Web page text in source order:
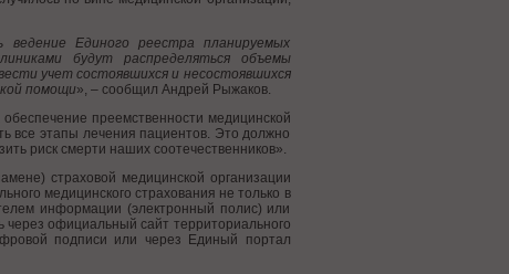
ведение Единого реестра планируемых
будут распределяться объемы
учет состоявшихся и несостоявшихся
помощи», – сообщил Андрей Рыжаков.
преемственности медицинской
все этапы лечения пациентов. Это должно
риск смерти наших соотечественников».
страховой медицинской организации
медицинского страхования не только в
информации (электронный полис) или
через официальный сайт территориального
подписи или через Единый портал